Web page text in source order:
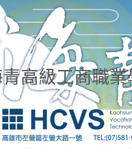
高級工商職業